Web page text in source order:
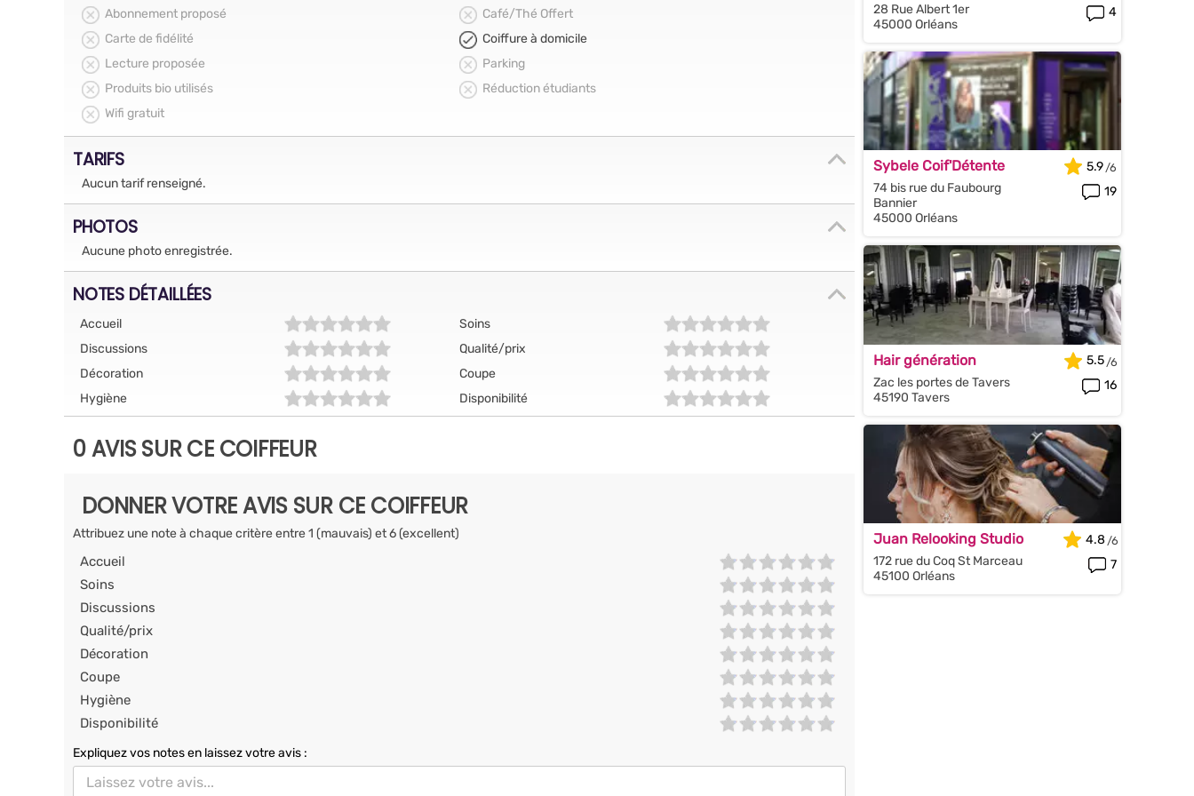
Abonnement proposé
Café/Thé Offert
Carte de fidélité
Coiffure à domicile
Lecture proposée
Parking
Produits bio utilisés
Réduction étudiants
Wifi gratuit
TARIFS
Aucun tarif renseigné.
PHOTOS
Aucune photo enregistrée.
NOTES DÉTAILLÉES
Accueil
Soins
Discussions
Qualité/prix
Décoration
Coupe
Hygiène
Disponibilité
0 AVIS SUR CE COIFFEUR
DONNER VOTRE AVIS SUR CE COIFFEUR
Attribuez une note à chaque critère entre 1 (mauvais) et 6 (excellent)
Accueil
Soins
Discussions
Qualité/prix
Décoration
Coupe
Hygiène
Disponibilité
Expliquez vos notes en laissez votre avis :
28 Rue Albert 1er
45000 Orléans
4
Sybele Coif'Détente
74 bis rue du Faubourg
Bannier
45000 Orléans
5.9
19
Hair génération
Zac les portes de Tavers
45190 Tavers
5.5
16
Juan Relooking Studio
172 rue du Coq St Marceau
45100 Orléans
4.8
7